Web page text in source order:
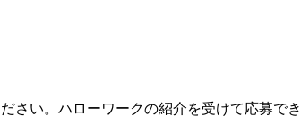
さい。ハローワークの紹介を受けて応募でき